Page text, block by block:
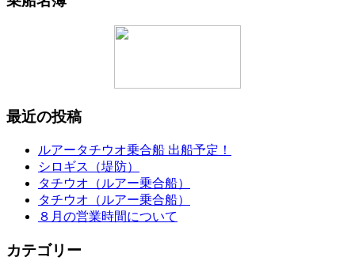
最近の投稿
ルアータチウオ乗合船 出船予定！
シロギス（堤防）
タチウオ（ルアー乗合船）
タチウオ（ルアー乗合船）
８月の営業時間について
カテゴリー